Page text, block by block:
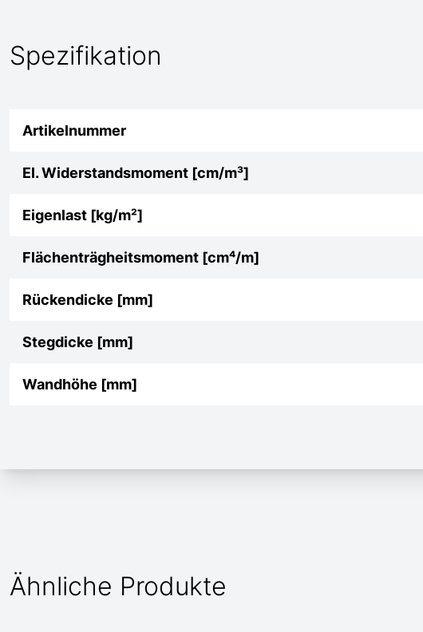
Spezifikation
Artikelnummer
El. Widerstandsmoment [cm/m³]
Eigenlast [kg/m²]
Flächenträgheitsmoment [cm⁴/m]
Rückendicke [mm]
Stegdicke [mm]
Wandhöhe [mm]
Ähnliche Produkte